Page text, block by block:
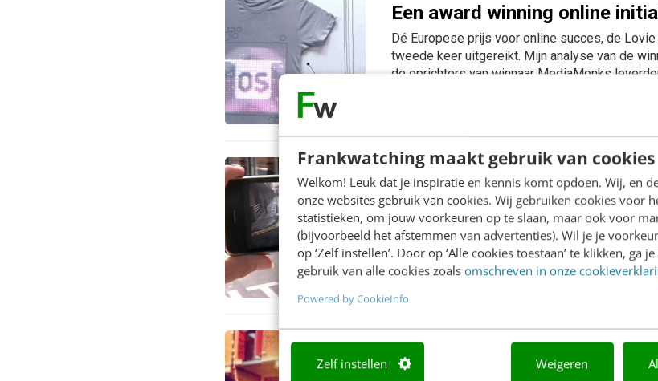
Frankwatching maakt gebruik van cookies
Welkom! Leuk dat je inspiratie en kennis komt opdoen. Wij, en
onze websites gebruik van cookies. Wij gebruiken cookies voor
statistieken, om jouw voorkeuren op te slaan, maar ook voor
(bijvoorbeeld het afstemmen van advertenties). Wil je je
op ‘Zelf instellen’. Door op ‘Alle cookies toestaan’ te klikken, ga
gebruik van alle cookies zoals omschreven in onze
Powered by CookieInfo
Zelf instellen Weigeren
Een award winning online
Dé Europese prijs voor online succes, de
tweede keer uitgereikt. Mijn analyse van de
de oprichters van winnaar MediaMonks
Big data: meten, luisteren &
Big data, smart devices en augmented reality
de slag moeten met meten, luisteren,
veranderen. Niets is heilig, behalve de
KLANTCONTACT & CX 26 oktober 2012
De overheid en nieuwe
burgerparticipatie